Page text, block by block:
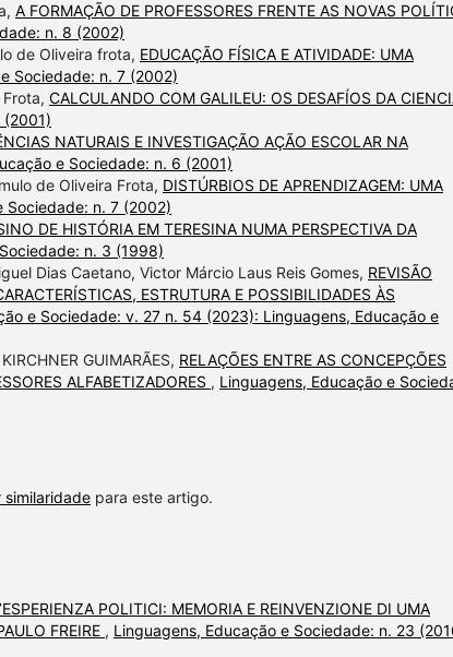
A FORMAÇÃO DE PROFESSORES FRENTE AS NOVAS
n. 8 (2002)
de Oliveira frota, EDUCAÇÃO FÍSICA E ATIVIDADE: UMA
Sociedade: n. 7 (2002)
CALCULANDO COM GALILEU: OS DESAFÍOS DA
(2001)
NATURAIS E INVESTIGAÇÃO AÇÃO ESCOLAR NA
e Sociedade: n. 6 (2001)
de Oliveira Frota, DISTÚRBIOS DE APRENDIZAGEM: UMA
Sociedade: n. 7 (2002)
DE HISTÓRIA EM TERESINA NUMA PERSPECTIVA DA
n. 3 (1998)
Dias Caetano, Victor Márcio Laus Reis Gomes, REVISÃO
ESTRUTURA E POSSIBILIDADES ÀS
e Sociedade: v. 27 n. 54 (2023): Linguagens, Educação e
GUIMARÃES, RELAÇÕES ENTRE AS CONCEPÇÕES
ALFABETIZADORES , Linguagens, Educação e
similaridade para este artigo.
POLITICI: MEMORIA E REINVENZIONE DI UMA
FREIRE , Linguagens, Educação e Sociedade: n. 23